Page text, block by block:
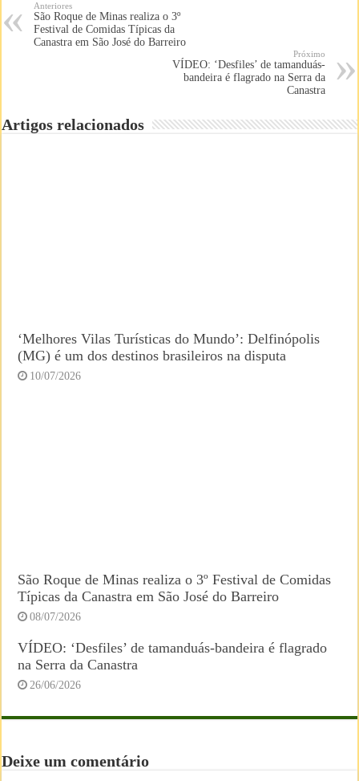
Anteriores
São Roque de Minas realiza o 3º
Festival de Comidas Típicas da
Canastra em São José do Barreiro
Próximo
VÍDEO: ‘Desfiles’ de tamanduás-
bandeira é flagrado na Serra da
Canastra
Artigos relacionados
‘Melhores Vilas Turísticas do Mundo’: Delfinópolis
(MG) é um dos destinos brasileiros na disputa
10/07/2026
São Roque de Minas realiza o 3º Festival de Comidas
Típicas da Canastra em São José do Barreiro
08/07/2026
VÍDEO: ‘Desfiles’ de tamanduás-bandeira é flagrado
na Serra da Canastra
26/06/2026
Deixe um comentário